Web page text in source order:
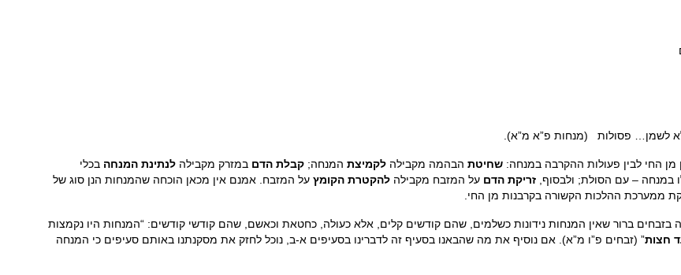
לשמן… פסולות (מנחות פ”א מ”א).
מן החי לבין פעולות ההקרבה במנחה: שחיטת הבהמה מקבילה לקמיצת המנחה; קבלת הדם במזרק מקבילה לנתינת המנחה בכלי
במנחה – עם הסולת; ולבסוף, זריקת הדם על המזבח מקבילה להקטרת הקומץ על המזבח. אמנם אין מכאן הוכחה שהמנחות הנן סוג של
ממערכת ההלכות הקשורה בקרבנות מן החי.
בזבחים ברור שאין המנחות נידונות כשלמים, שהם קודשים קלים, אלא כעולה, כחטאת וכאשם, שהם קודשי קודשים: “המנחות היו נקמצות
חצות” (זבחים פ”ו מ”א). אם נוסיף את מה שהבאנו בסעיף זה לדברינו בסעיפים א-ב, נוכל לחזק את מסקנתנו באותם סעיפים כי המנחה